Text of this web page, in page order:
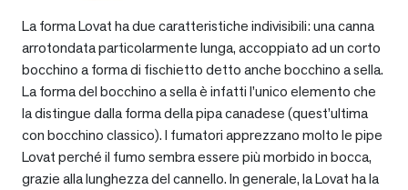
La forma Lovat ha due caratteristiche indivisibili: una canna
arrotondata particolarmente lunga, accoppiato ad un corto
bocchino a forma di fischietto detto anche bocchino a sella.
La forma del bocchino a sella è infatti l’unico elemento che
la distingue dalla forma della pipa canadese (quest’ultima
con bocchino classico). I fumatori apprezzano molto le pipe
Lovat perché il fumo sembra essere più morbido in bocca,
grazie alla lunghezza del cannello. In generale, la Lovat ha la